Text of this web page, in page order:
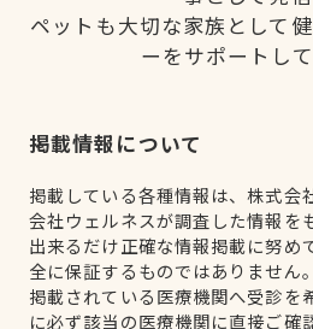
ペットも大切な家族として
ーをサポートして
掲載情報について
掲載している各種情報は、株式会
会社ウェルネスが調査した情報を
出来るだけ正確な情報掲載に努め
全に保証するものではありません。
掲載されている医療機関へ受診を
に必ず該当の医療機関に直接ご確